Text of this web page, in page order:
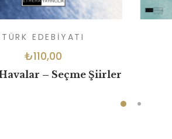
TÜRK EDEBIYATI
₺110,00
– Seçme Şiirler